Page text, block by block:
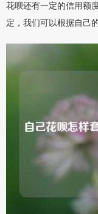
花呗还有一定的信用额
定，我们可以根据自己